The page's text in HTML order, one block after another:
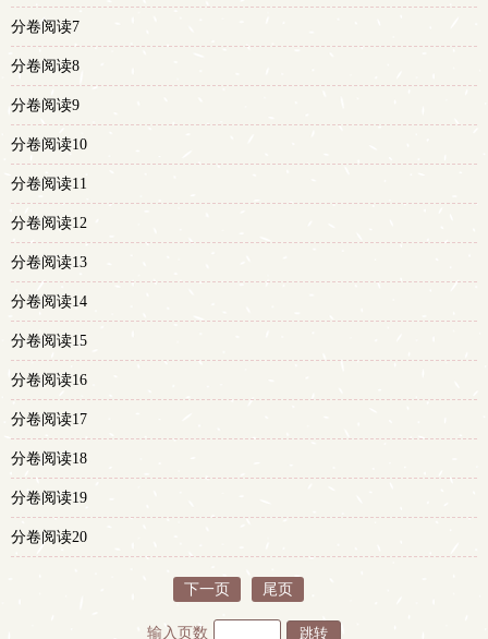
分卷阅读7
分卷阅读8
分卷阅读9
分卷阅读10
分卷阅读11
分卷阅读12
分卷阅读13
分卷阅读14
分卷阅读15
分卷阅读16
分卷阅读17
分卷阅读18
分卷阅读19
分卷阅读20
下一页 尾页
输入页数